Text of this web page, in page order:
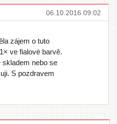
06.10.2016 09:02
zájem o tuto
ve fialové barvě.
skladem nebo se
S pozdravem